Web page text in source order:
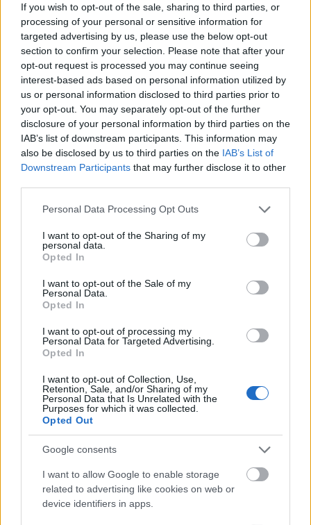
If you wish to opt-out of the sale, sharing to third parties, or
processing of your personal or sensitive information for
targeted advertising by us, please use the below opt-out
section to confirm your selection. Please note that after your
opt-out request is processed you may continue seeing
interest-based ads based on personal information utilized by
us or personal information disclosed to third parties prior to
your opt-out. You may separately opt-out of the further
disclosure of your personal information by third parties on the
IAB’s list of downstream participants. This information may
also be disclosed by us to third parties on the IAB’s List of
Downstream Participants that may further disclose it to other
Please note that this website/app uses one or more Google
not limited to your visit or usage behaviour. You may click to
grant or deny consent to Google and its third-party tags to
use your data for below specified purposes in below Google
consent section.
Personal Data Processing Opt Outs
I want to opt-out of the Sharing of my
personal data.
Opted In
I want to opt-out of the Sale of my
Personal Data.
Opted In
I want to opt-out of processing my
Personal Data for Targeted Advertising.
Opted In
I want to opt-out of Collection, Use,
Retention, Sale, and/or Sharing of my
Personal Data that Is Unrelated with the
Purposes for which it was collected.
Opted Out
Google consents
I want to allow Google to enable storage
related to advertising like cookies on web or
device identifiers in apps.
θάλασσα: η Fusion και η JL. Αναβαθμίστε την
εμπειρία σας στο σκάφος μεστέρεο,ενισχυτές
ηχεία και subwoofer που κάνουν κάθε στιγμή
μοναδική. Οι πατενταρισμένες τεχνολογίες που
συγκεντρώνονται σε αυτά τα προϊόντα σας
επιτρέπουν να κάνετε streaming από διαφορετικά
μέσα και να ακούτε ξεκάθαρο ήχο σε όλες τις
εντάσεις, χωρίς παραμόρφωση, με επιλογές για
διαφορετικές ζώνες. Επιλέξτε για τα ηχεία σας
κλασσική ή σπορ εμφάνιση με ή χωρίς φωτισμό
LED και απογειώστε κάθε ταξίδι. Είτε ταξιδεύετε
είτε κάνετε θαλάσσια σπορ με το σκάφος σας,
υπάρχουν επιλογές για να απολαμβάνετε την
αγαπημένη σας μουσική.
Αν θέλετε να δείτε όλες τις καινούριες τεχνολογίες
Garmin, δεν έχετε παρά να επισκεφτείτε την
έκθεση Ναυτικό Σαλόνι Αθηνών στο Metropolitan
ΔΙΑΒΑΣΕ ΑΚΟΜΗ:
Το εγκαταλελειμμένο χωριό στην Κρήτη που μοιάζει με
την «χαμένη Ατλαντίδα»